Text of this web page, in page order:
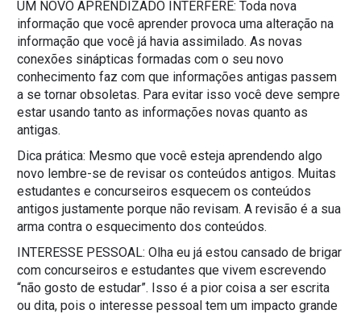
UM NOVO APRENDIZADO INTERFERE: Toda nova
informação que você aprender provoca uma alteração na
informação que você já havia assimilado. As novas
conexões sinápticas formadas com o seu novo
conhecimento faz com que informações antigas passem
a se tornar obsoletas. Para evitar isso você deve sempre
estar usando tanto as informações novas quanto as
antigas.
Dica prática: Mesmo que você esteja aprendendo algo
novo lembre-se de revisar os conteúdos antigos. Muitas
estudantes e concurseiros esquecem os conteúdos
antigos justamente porque não revisam. A revisão é a sua
arma contra o esquecimento dos conteúdos.
INTERESSE PESSOAL: Olha eu já estou cansado de brigar
com concurseiros e estudantes que vivem escrevendo
“não gosto de estudar”. Isso é a pior coisa a ser escrita
ou dita, pois o interesse pessoal tem um impacto grande